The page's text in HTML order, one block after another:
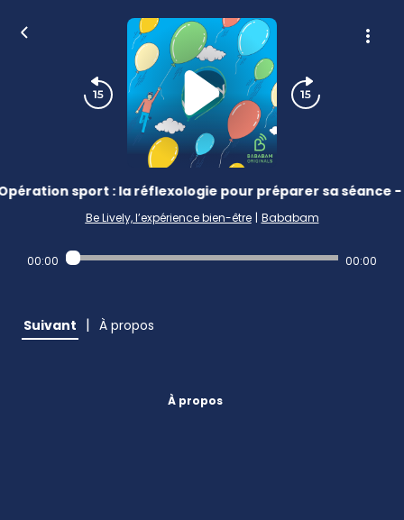
sport : la réflexologie pour préparer sa séance -
Be Lively, l’expérience bien-être | Bababam
00:00 00:00
Suivant | À propos
À propos